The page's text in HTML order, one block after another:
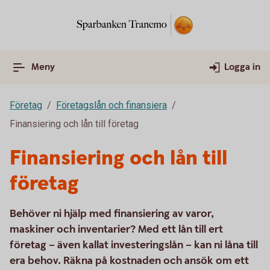
Meny Logga in
Företag
Företagslån och finansiera
Finansiering och lån till företag
Finansiering och lån till
företag
Behöver ni hjälp med finansiering av varor,
maskiner och inventarier? Med ett lån till ert
företag – även kallat investeringslån – kan ni låna till
era behov. Räkna på kostnaden och ansök om ett